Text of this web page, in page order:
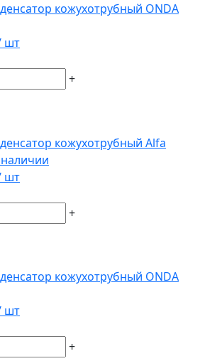
кожухотрубный ONDA
шт
+
кожухотрубный Alfa
шт
+
кожухотрубный ONDA
шт
+